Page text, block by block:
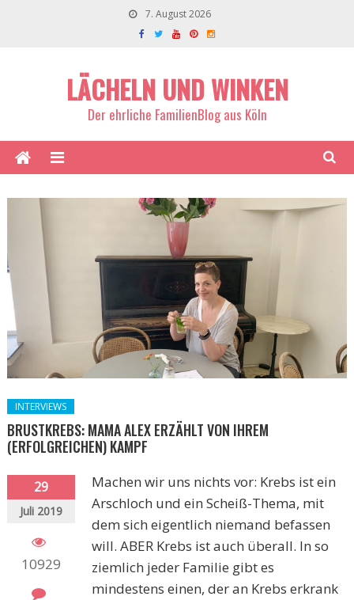
7. August 2026
LÄCHELN UND WINKEN
Der ehrliche FamilienBlog aus Köln
INTERVIEWS
BRUSTKREBS: MAMA ALEX ERZÄHLT VON IHREM
(ERFOLGREICHEN) KAMPF
29
Juli 2019
10929
Machen wir uns nichts vor: Krebs ist ein
Arschloch und ein Scheiß-Thema, mit
dem sich eigentlich niemand befassen
will. ABER Krebs ist auch überall. In so
ziemlich jeder Familie gibt es
mindestens einen, der an Krebs erkrank